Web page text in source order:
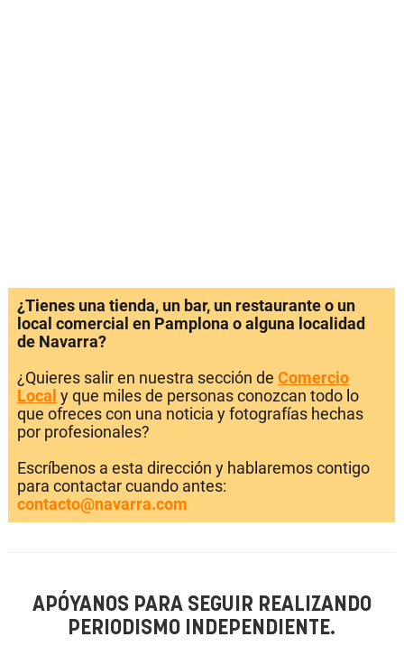
¿Tienes una tienda, un bar, un restaurante o un
local comercial en Pamplona o alguna localidad
de Navarra?
¿Quieres salir en nuestra sección de Comercio
Local y que miles de personas conozcan todo lo
que ofreces con una noticia y fotografías hechas
por profesionales?
Escríbenos a esta dirección y hablaremos contigo
para contactar cuando antes:
contacto@navarra.com
APÓYANOS PARA SEGUIR REALIZANDO
PERIODISMO INDEPENDIENTE.